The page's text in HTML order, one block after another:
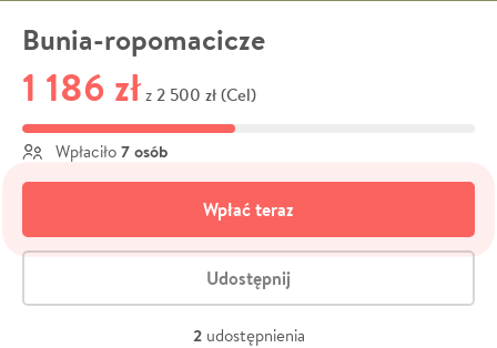
Bunia-ropomacicze
1 186 zł z 2 500 zł (Cel)
Wpłaciło 7 osób
Wpłać teraz
Udostępnij
2 udostępnienia